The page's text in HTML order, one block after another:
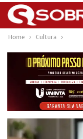
Home Cultura